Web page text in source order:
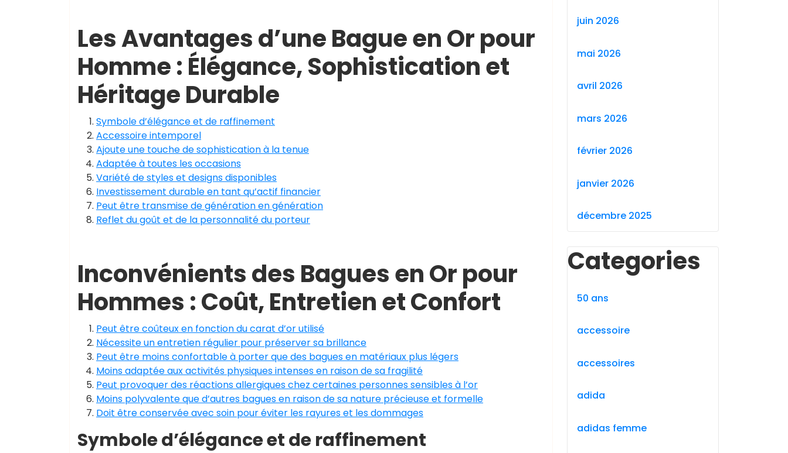
Les Avantages d’une Bague en Or pour
Homme : Élégance, Sophistication et
Héritage Durable
Symbole d’élégance et de raffinement
Accessoire intemporel
Ajoute une touche de sophistication à la tenue
Adaptée à toutes les occasions
Variété de styles et designs disponibles
Investissement durable en tant qu’actif financier
Peut être transmise de génération en génération
Reflet du goût et de la personnalité du porteur
Inconvénients des Bagues en Or pour
Hommes : Coût, Entretien et Confort
Peut être coûteux en fonction du carat d’or utilisé
Nécessite un entretien régulier pour préserver sa brillance
Peut être moins confortable à porter que des bagues en matériaux plus légers
Moins adaptée aux activités physiques intenses en raison de sa fragilité
Peut provoquer des réactions allergiques chez certaines personnes sensibles à l’or
Moins polyvalente que d’autres bagues en raison de sa nature précieuse et formelle
Doit être conservée avec soin pour éviter les rayures et les dommages
Symbole d’élégance et de raffinement
juin 2026
mai 2026
avril 2026
mars 2026
février 2026
janvier 2026
décembre 2025
Categories
50 ans
accessoire
accessoires
adida
adidas femme